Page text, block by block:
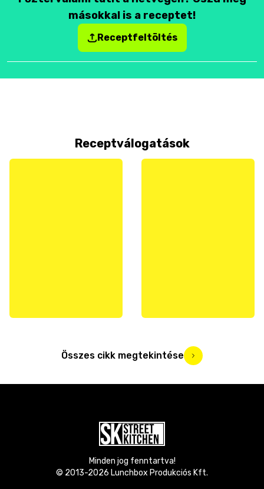
másokkal is a receptet!
Receptfeltöltés
Receptválogatások
Összes cikk megtekintése
Minden jog fenntartva!
© 2013-2026 Lunchbox Produkciós Kft.